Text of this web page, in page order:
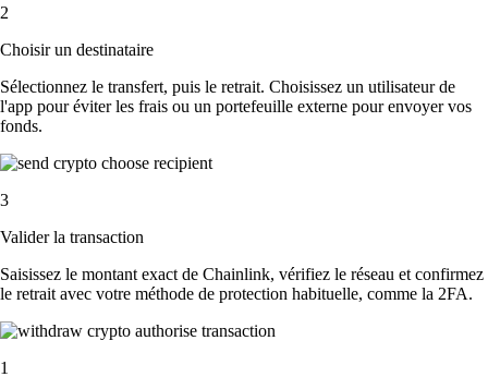
2
Choisir un destinataire
Sélectionnez le transfert, puis le retrait. Choisissez un utilisateur de
l'app pour éviter les frais ou un portefeuille externe pour envoyer vos
fonds.
3
Valider la transaction
Saisissez le montant exact de Chainlink, vérifiez le réseau et confirmez
le retrait avec votre méthode de protection habituelle, comme la 2FA.
1